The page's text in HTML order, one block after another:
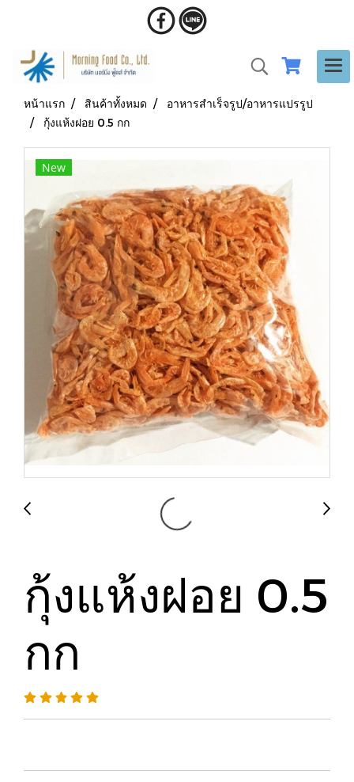
หน้าแรก สินค้าทั้งหมด
อาหารสำเร็จรูป/อาหารแปรรูป
กุ้งแห้งฝอย 0.5 กก
New
กุ้งแห้งฝอย 0.5
กก